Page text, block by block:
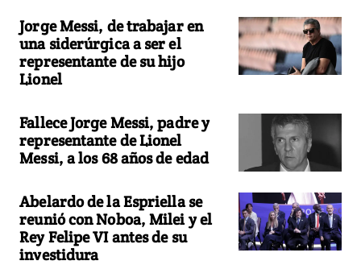
Jorge Messi, de trabajar en
una siderúrgica a ser el
representante de su hijo
Lionel
Fallece Jorge Messi, padre y
representante de Lionel
Messi, a los 68 años de edad
Abelardo de la Espriella se
reunió con Noboa, Milei y el
Rey Felipe VI antes de su
investidura